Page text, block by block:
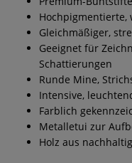
Hochpigmentierte,
Gleichmäßiger,
Geeignet für
Schattierungen
Runde Mine,
Intensive,
Farblich
Metalletui zur
Holz aus